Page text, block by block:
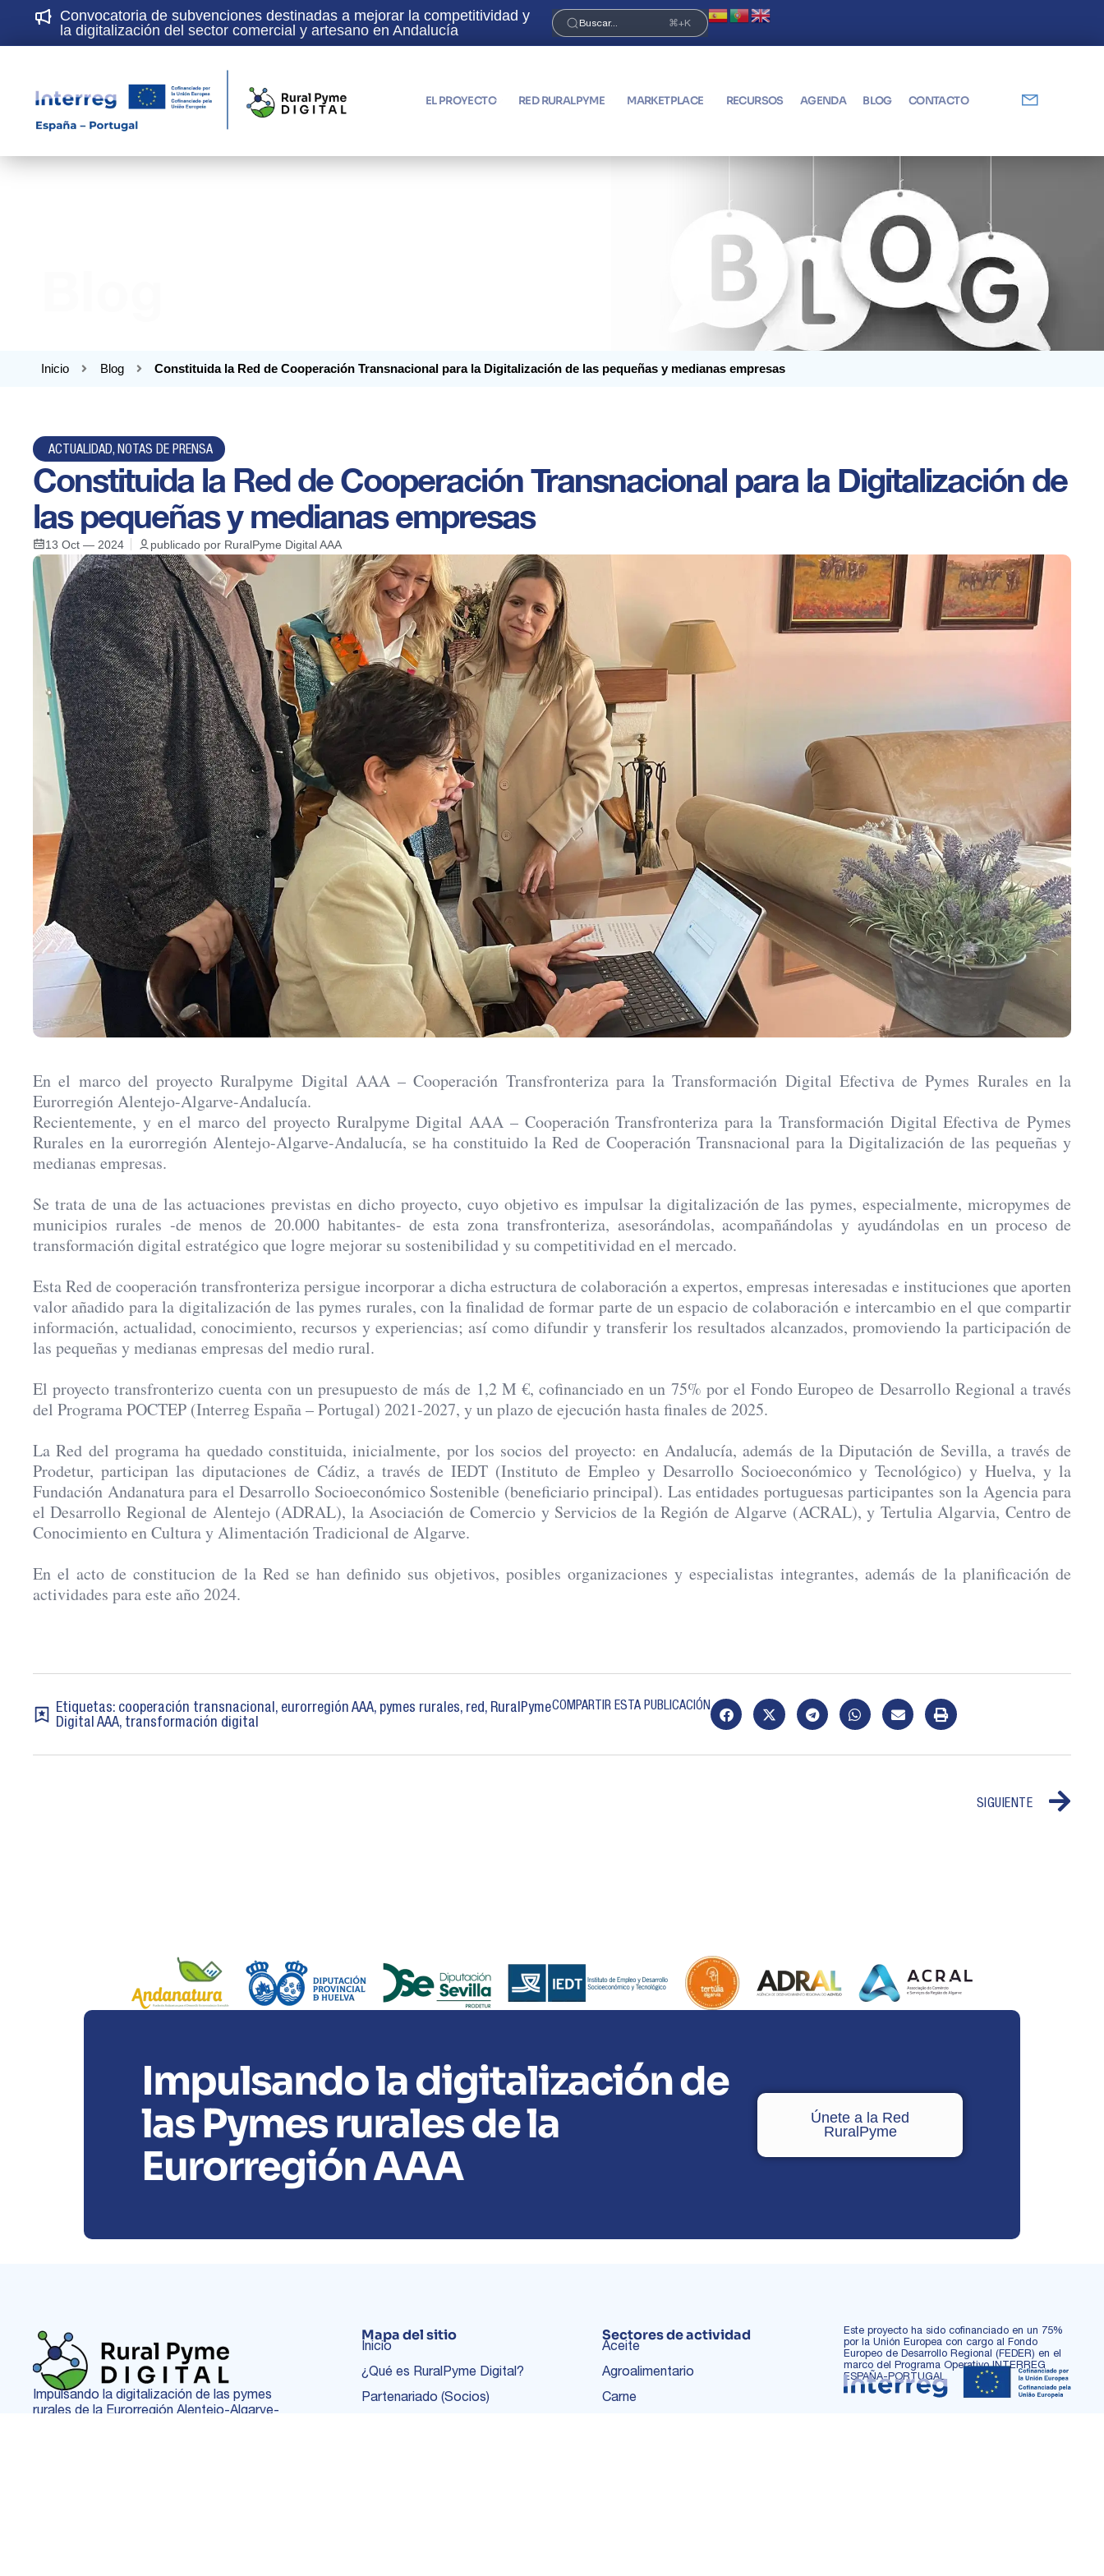
Convocatoria de subvenciones destinadas a mejorar la competitividad y
la digitalización del sector comercial y artesano en Andalucía
¡Únete a la Red RuralPyme Digital! Abierto plazo de solicitudes
Buscar... ⌘+K
EL PROYECTO RED RURALPYME MARKETPLACE RECURSOS AGENDA BLOG CONTACTO
Inicio Blog Constituida la Red de Cooperación Transnacional para la Digitalización de las pequeñas y medianas empresas
ACTUALIDAD, NOTAS DE PRENSA
Constituida la Red de Cooperación Transnacional para la Digitalización de
las pequeñas y medianas empresas
13 Oct — 2024 publicado por RuralPyme Digital AAA
En el marco del proyecto Ruralpyme Digital AAA – Cooperación Transfronteriza para la Transformación Digital Efectiva de Pymes Rurales en la
Eurorregión Alentejo-Algarve-Andalucía.
Recientemente, y en el marco del proyecto Ruralpyme Digital AAA – Cooperación Transfronteriza para la Transformación Digital Efectiva de Pymes
Rurales en la eurorregión Alentejo-Algarve-Andalucía, se ha constituido la Red de Cooperación Transnacional para la Digitalización de las pequeñas y
medianas empresas.
Se trata de una de las actuaciones previstas en dicho proyecto, cuyo objetivo es impulsar la digitalización de las pymes, especialmente, micropymes de
municipios rurales -de menos de 20.000 habitantes- de esta zona transfronteriza, asesorándolas, acompañándolas y ayudándolas en un proceso de
transformación digital estratégico que logre mejorar su sostenibilidad y su competitividad en el mercado.
Esta Red de cooperación transfronteriza persigue incorporar a dicha estructura de colaboración a expertos, empresas interesadas e instituciones que aporten
valor añadido para la digitalización de las pymes rurales, con la finalidad de formar parte de un espacio de colaboración e intercambio en el que compartir
información, actualidad, conocimiento, recursos y experiencias; así como difundir y transferir los resultados alcanzados, promoviendo la participación de
las pequeñas y medianas empresas del medio rural.
El proyecto transfronterizo cuenta con un presupuesto de más de 1,2 M €, cofinanciado en un 75% por el Fondo Europeo de Desarrollo Regional a través
del Programa POCTEP (Interreg España – Portugal) 2021-2027, y un plazo de ejecución hasta finales de 2025.
La Red del programa ha quedado constituida, inicialmente, por los socios del proyecto: en Andalucía, además de la Diputación de Sevilla, a través de
Prodetur, participan las diputaciones de Cádiz, a través de IEDT (Instituto de Empleo y Desarrollo Socioeconómico y Tecnológico) y Huelva, y la
Fundación Andanatura para el Desarrollo Socioeconómico Sostenible (beneficiario principal). Las entidades portuguesas participantes son la Agencia para
el Desarrollo Regional de Alentejo (ADRAL), la Asociación de Comercio y Servicios de la Región de Algarve (ACRAL), y Tertulia Algarvia, Centro de
Conocimiento en Cultura y Alimentación Tradicional de Algarve.
En el acto de constitucion de la Red se han definido sus objetivos, posibles organizaciones y especialistas integrantes, además de la planificación de
actividades para este año 2024.
Etiquetas: cooperación transnacional, eurorregión AAA, pymes rurales, red, RuralPyme
Digital AAA, transformación digital
COMPARTIR ESTA PUBLICACIÓN
SIGUIENTE
Impulsando la digitalización de
las Pymes rurales de la
Eurorregión AAA
Únete a la Red
RuralPyme
Impulsando la digitalización de las pymes
rurales de la Eurorregión Alentejo-Algarve-
Mapa del sitio
Inicio
¿Qué es RuralPyme Digital?
Partenariado (Socios)
Sectores de actividad
Aceite
Agroalimentario
Carne
Este proyecto ha sido cofinanciado en un 75%
por la Unión Europea con cargo al Fondo
Europeo de Desarrollo Regional (FEDER) en el
marco del Programa Operativo INTERREG
ESPAÑA-PORTUGAL.